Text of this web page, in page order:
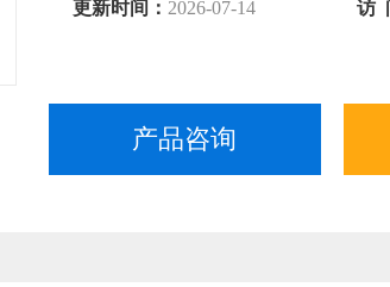
更新时间： 2026-07-14 访
产品咨询